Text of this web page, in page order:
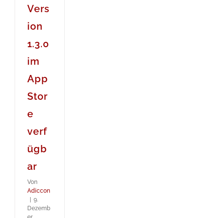
Vers
ion
1.3.0
im
App
Stor
e
verf
ügb
ar
Von
Adiccon
9.
Dezemb